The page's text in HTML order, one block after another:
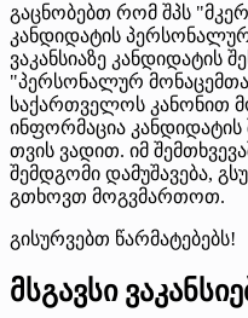
გაცნობებთ რომ შპს
კანდიდატის
ვაკანსიაზე კანდიდატის
"პერსონალურ მონაცემთა
საქართველოს კანონით
ინფორმაცია კანდიდატის
თვის ვადით. იმ
შემდგომი დამუშავება,
გთხოვთ მოგვმართოთ.
გისურვებთ წარმატებებს!
მსგავსი